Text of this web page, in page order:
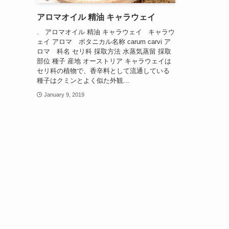
アロマオイル 精油 キャラウェイ
. アロマオイル 精油 キャラウェイ キャラウ
ェイ アロマ ボタニカル名称 carum carvi ア
ロマ 科名 セリ科 採取方法 水蒸気蒸留 採取
部位 種子 産地 オーストリア キャラウェイは
セリ科の植物で、香辛料として流通している
種子はクミンとよく似た外観...
January 9, 2019